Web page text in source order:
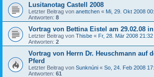
Lusitanotag Castell 2008
Letzter Beitrag von anettchen « Mi, 29. Okt 2008
Antworten: 8
Vortrag von Bettina Eistel am 29.02.08
Letzter Beitrag von Thisbe « Fr, 28. Mär 2008 21:32
Antworten: 2
Vortrag von Herrn Dr. Heuschmann auf
Pferd
Letzter Beitrag von Sunknúni « So, 24. Feb 2008
Antworten: 61